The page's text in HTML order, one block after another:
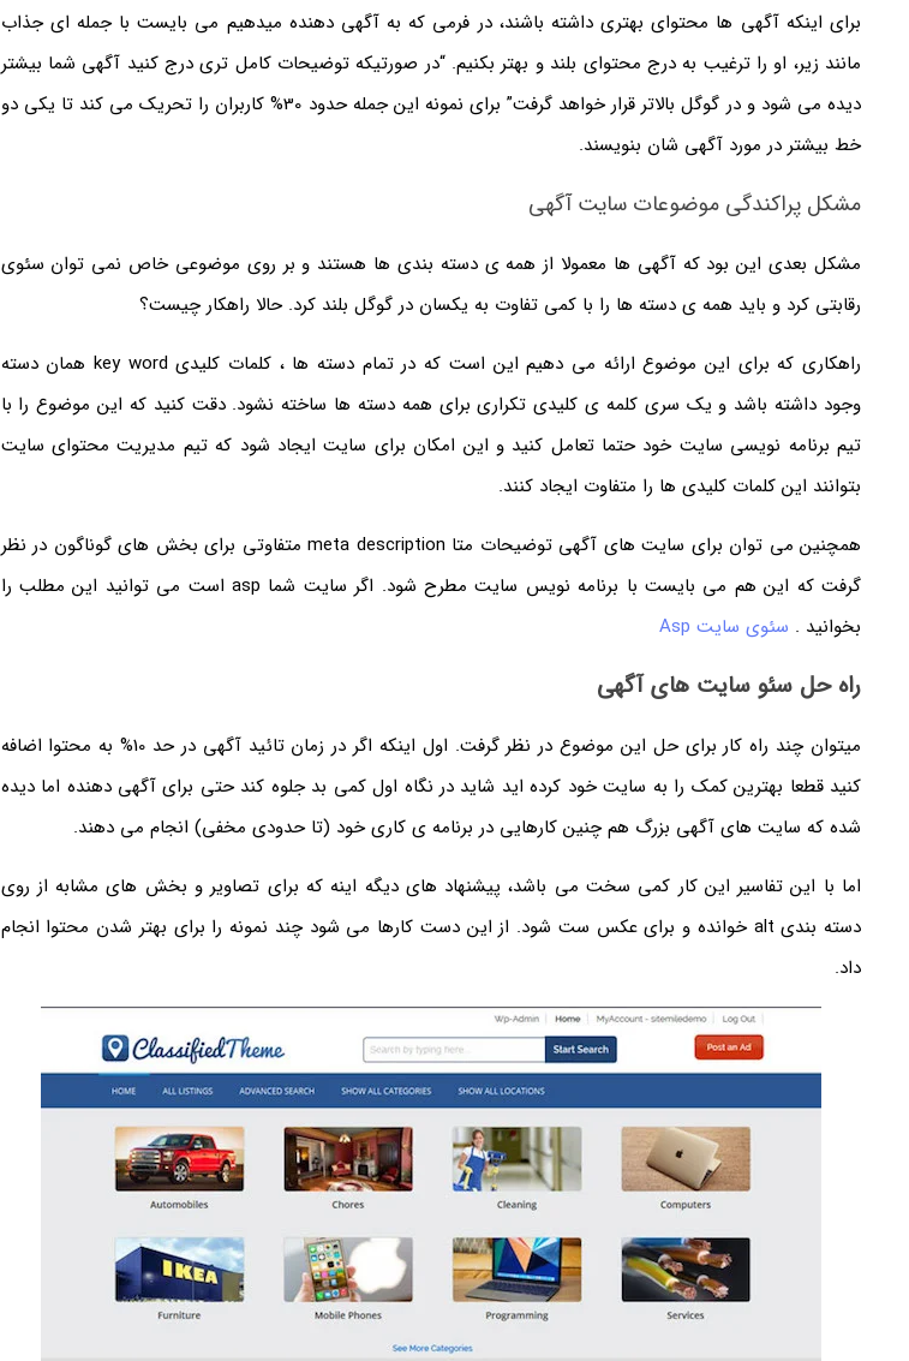
برای اینکه آگهی ها محتوای بهتری داشته باشند، در فرمی که به آگهی دهنده میدهیم می بایست با جمله ای جذاب
مانند زیر، او را ترغیب به درج محتوای بلند و بهتر بکنیم. “در صورتیکه توضیحات کامل تری درج کنید آگهی شما بیشتر
دیده می شود و در گوگل بالاتر قرار خواهد گرفت” برای نمونه این جمله حدود 30% کاربران را تحریک می کند تا یکی دو
خط بیشتر در مورد آگهی شان بنویسند.
مشکل پراکندگی موضوعات سایت آگهی
مشکل بعدی این بود که آگهی ها معمولا از همه ی دسته بندی ها هستند و بر روی موضوعی خاص نمی توان سئوی
رقابتی کرد و باید همه ی دسته ها را با کمی تفاوت به یکسان در گوگل بلند کرد. حالا راهکار چیست؟
راهکاری که برای این موضوع ارائه می دهیم این است که در تمام دسته ها ، کلمات کلیدی key word همان دسته
وجود داشته باشد و یک سری کلمه ی کلیدی تکراری برای همه دسته ها ساخته نشود. دقت کنید که این موضوع را با
تیم برنامه نویسی سایت خود حتما تعامل کنید و این امکان برای سایت ایجاد شود که تیم مدیریت محتوای سایت
بتوانند این کلمات کلیدی ها را متفاوت ایجاد کنند.
همچنین می توان برای سایت های آگهی توضیحات متا meta description متفاوتی برای بخش های گوناگون در نظر
گرفت که این هم می بایست با برنامه نویس سایت مطرح شود. اگر سایت شما asp است می توانید این مطلب را
بخوانید . سئوی سایت Asp
راه حل سئو سایت های آگهی
میتوان چند راه کار برای حل این موضوع در نظر گرفت. اول اینکه اگر در زمان تائید آگهی در حد 10% به محتوا اضافه
کنید قطعا بهترین کمک را به سایت خود کرده اید شاید در نگاه اول کمی بد جلوه کند حتی برای آگهی دهنده اما دیده
شده که سایت های آگهی بزرگ هم چنین کارهایی در برنامه ی کاری خود (تا حدودی مخفی) انجام می دهند.
اما با این تفاسیر این کار کمی سخت می باشد، پیشنهاد های دیگه اینه که برای تصاویر و بخش های مشابه از روی
دسته بندی alt خوانده و برای عکس ست شود. از این دست کارها می شود چند نمونه را برای بهتر شدن محتوا انجام
داد.